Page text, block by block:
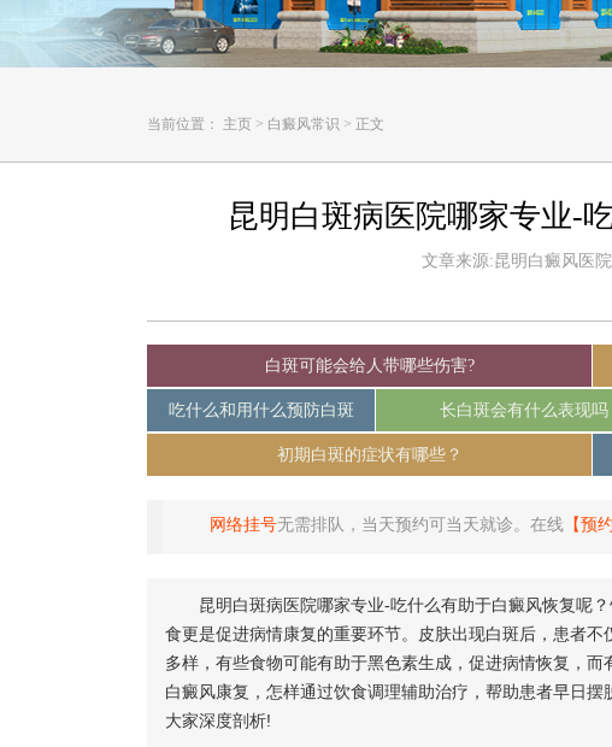
当前位置： 主页 > 白癜风常识 > 正文
昆明白斑病医院哪家专业-
文章来源:昆明白癜风医
白斑可能会给人带哪些伤害?
吃什么和用什么预防白斑 长白斑会有什么表现吗
初期白斑的症状有哪些？
网络挂号无需排队，当天预约可当天就诊。在线 【预
昆明白斑病医院哪家专业-吃什么有助于白癜风恢复呢？
食更是促进病情康复的重要环节。皮肤出现白斑后，患者
多样，有些食物可能有助于黑色素生成，促进病情恢复，
白癜风康复，怎样通过饮食调理辅助治疗，帮助患者早日摆
大家深度剖析!